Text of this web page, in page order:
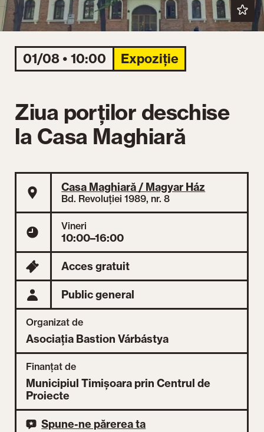
01/08 • 10:00 Expoziție
Ziua porților deschise
la Casa Maghiară
Casa Maghiară / Magyar Ház
Bd. Revoluției 1989, nr. 8
Vineri
10:00–16:00
Acces gratuit
Public general
Organizat de
Asociația Bastion Várbástya
Finanțat de
Municipiul Timișoara prin Centrul de
Proiecte
Spune-ne părerea ta